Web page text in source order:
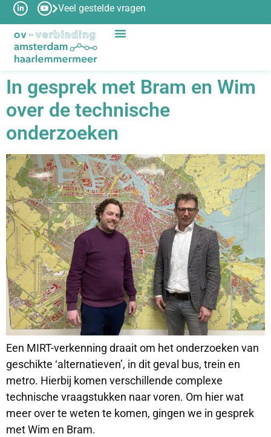
Veel gestelde vragen
In gesprek met Bram en Wim
over de technische
onderzoeken
Een MIRT-verkenning draait om het onderzoeken van
geschikte ‘alternatieven’, in dit geval bus, trein en
metro. Hierbij komen verschillende complexe
technische vraagstukken naar voren. Om hier wat
meer over te weten te komen, gingen we in gesprek
met Wim en Bram.